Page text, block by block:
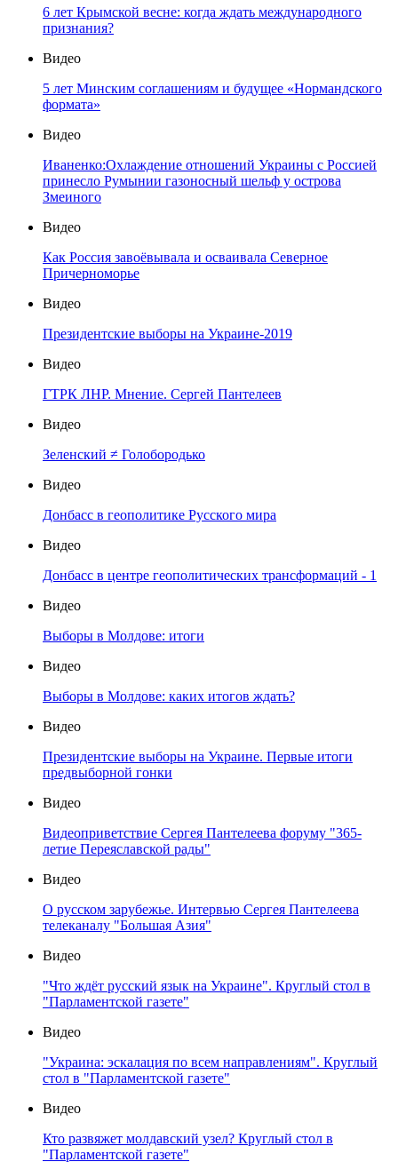
6 лет Крымской весне: когда ждать международного
признания?
Видео
5 лет Минским соглашениям и будущее «Нормандского
формата»
Видео
Иваненко:Охлаждение отношений Украины с Россией
принесло Румынии газоносный шельф у острова
Змеиного
Видео
Как Россия завоёвывала и осваивала Северное
Причерноморье
Видео
Президентские выборы на Украине-2019
Видео
ГТРК ЛНР. Мнение. Сергей Пантелеев
Видео
Зеленский ≠ Голобородько
Видео
Донбасс в геополитике Русского мира
Видео
Донбасс в центре геополитических трансформаций - 1
Видео
Выборы в Молдове: итоги
Видео
Выборы в Молдове: каких итогов ждать?
Видео
Президентские выборы на Украине. Первые итоги
предвыборной гонки
Видео
Видеоприветствие Сергея Пантелеева форуму "365-
летие Переяславской рады"
Видео
О русском зарубежье. Интервью Сергея Пантелеева
телеканалу "Большая Азия"
Видео
"Что ждёт русский язык на Украине". Круглый стол в
"Парламентской газете"
Видео
"Украина: эскалация по всем направлениям". Круглый
стол в "Парламентской газете"
Видео
Кто развяжет молдавский узел? Круглый стол в
"Парламентской газете"